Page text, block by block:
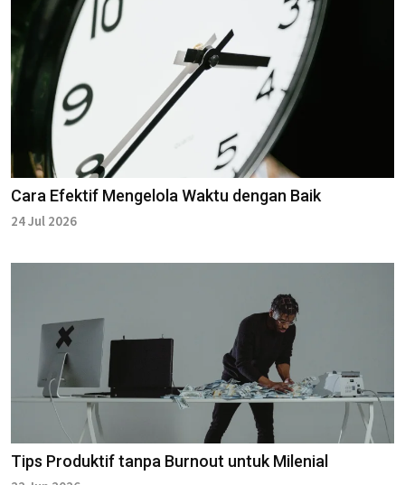
Cara Efektif Mengelola Waktu dengan Baik
24 Jul 2026
Tips Produktif tanpa Burnout untuk Milenial